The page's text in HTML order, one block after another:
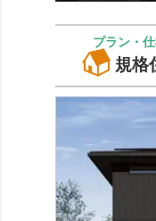
プラン・
規格